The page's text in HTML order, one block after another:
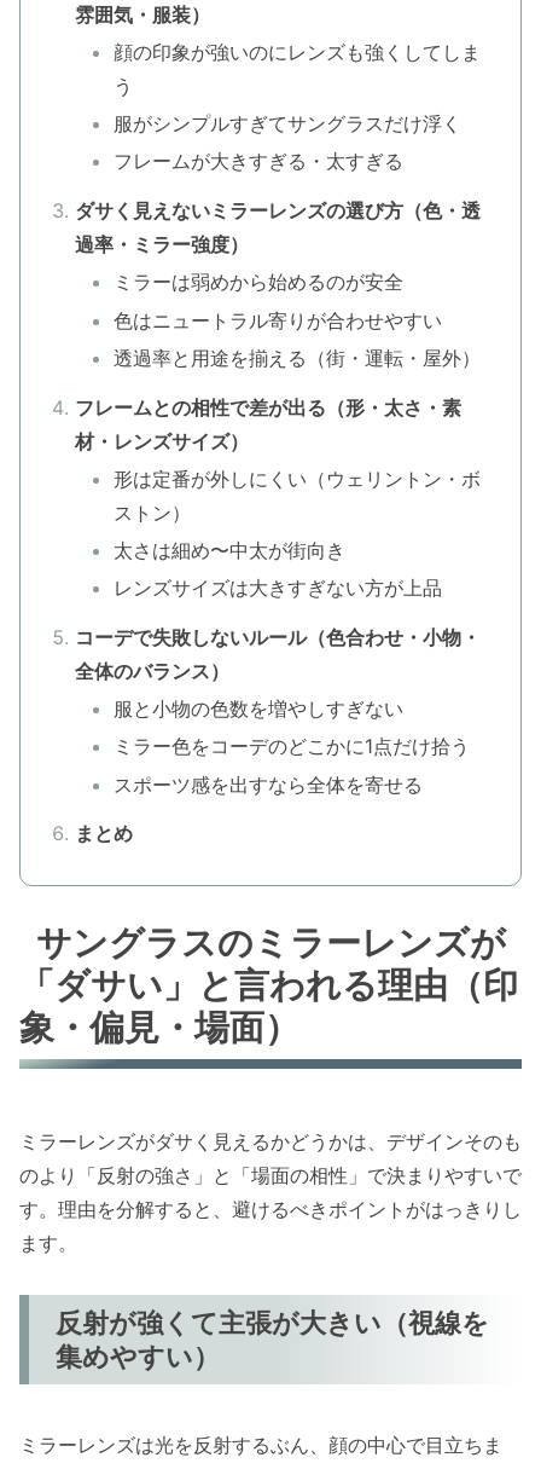
雰囲気・服装）
顔の印象が強いのにレンズも強くしてしま
う
服がシンプルすぎてサングラスだけ浮く
フレームが大きすぎる・太すぎる
ダサく見えないミラーレンズの選び方（色・透
過率・ミラー強度）
ミラーは弱めから始めるのが安全
色はニュートラル寄りが合わせやすい
透過率と用途を揃える（街・運転・屋外）
フレームとの相性で差が出る（形・太さ・素
材・レンズサイズ）
形は定番が外しにくい（ウェリントン・ボ
ストン）
太さは細め〜中太が街向き
レンズサイズは大きすぎない方が上品
コーデで失敗しないルール（色合わせ・小物・
全体のバランス）
服と小物の色数を増やしすぎない
ミラー色をコーデのどこかに1点だけ拾う
スポーツ感を出すなら全体を寄せる
まとめ
サングラスのミラーレンズが
「ダサい」と言われる理由（印
象・偏見・場面）
ミラーレンズがダサく見えるかどうかは、デザインそのも
のより「反射の強さ」と「場面の相性」で決まりやすいで
す。理由を分解すると、避けるべきポイントがはっきりし
ます。
反射が強くて主張が大きい（視線を
集めやすい）
ミラーレンズは光を反射するぶん、顔の中心で目立ちま